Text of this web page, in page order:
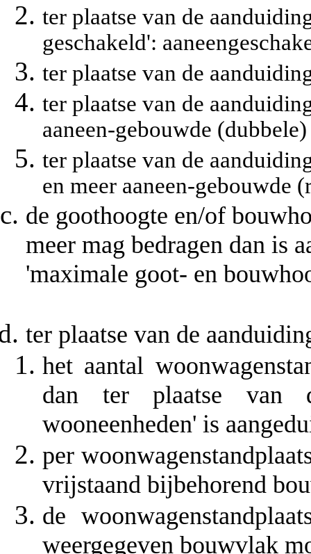
ter plaatse van de
geschakeld':
ter plaatse van de
ter plaatse van de
aaneen-gebouwde
ter plaatse van de
en meer aaneen-gebouwde
de goothoogte en/of
meer mag bedragen dan is
'maximale goot- en
ter plaatse van de
het aantal
dan ter plaatse van
wooneenheden' is
per
vrijstaand bijbehorend
de
weergegeven bouwvlak